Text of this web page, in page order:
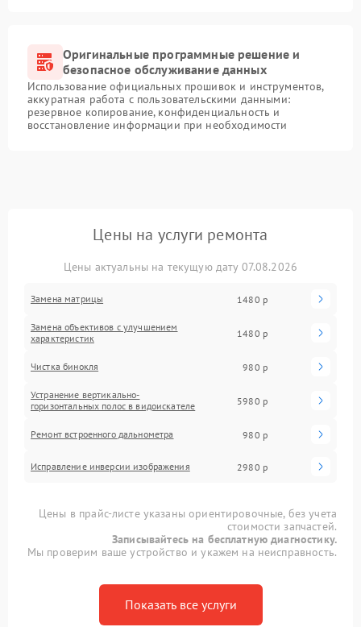
Оригинальные программные решение и
безопасное обслуживание данных
Использование официальных прошивок и инструментов,
аккуратная работа с пользовательскими данными:
резервное копирование, конфиденциальность и
восстановление информации при необходимости
Цены на услуги ремонта
Цены актуальны на текущую дату 07.08.2026
Замена матрицы 1480 р
Замена объективов с улучшением
характеристик
1480 р
Чистка бинокля 980 р
Устранение вертикально-
горизонтальных полос в видоискателе
5980 р
Ремонт встроенного дальнометра 980 р
Исправление инверсии изображения 2980 р
Цены в прайс-листе указаны ориентировочные, без учета
стоимости запчастей.
Записывайтесь на бесплатную диагностику.
Мы проверим ваше устройство и укажем на неисправность.
Показать все услуги